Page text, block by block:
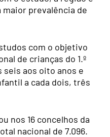
prevalência de
com o objetivo
de crianças do 1.º
seis aos oito anos e
a cada dois, três
nos 16 concelhos da
nacional de 7.096.